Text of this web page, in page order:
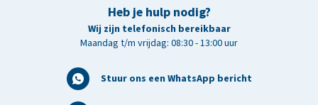
Heb je hulp nodig?
Wij zijn telefonisch bereikbaar
Maandag t/m vrijdag: 08:30 - 13:00 uur
Stuur ons een WhatsApp bericht